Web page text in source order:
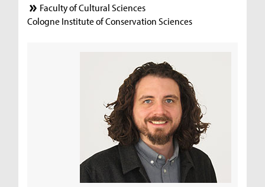
Faculty of Cultural Sciences
Cologne Institute of Conservation Sciences